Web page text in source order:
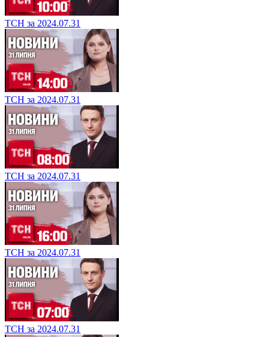
ТСН за 2024.07.31
ТСН за 2024.07.31
ТСН за 2024.07.31
ТСН за 2024.07.31
ТСН за 2024.07.31